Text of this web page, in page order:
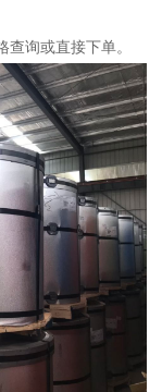
询或直接下单。